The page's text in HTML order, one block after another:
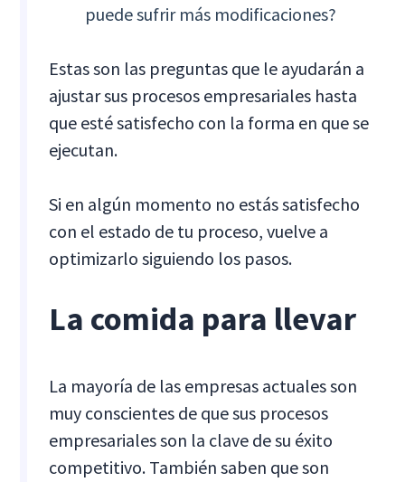
puede sufrir más modificaciones?
Estas son las preguntas que le ayudarán a
ajustar sus procesos empresariales hasta
que esté satisfecho con la forma en que se
ejecutan.
Si en algún momento no estás satisfecho
con el estado de tu proceso, vuelve a
optimizarlo siguiendo los pasos.
La comida para llevar
La mayoría de las empresas actuales son
muy conscientes de que sus procesos
empresariales son la clave de su éxito
competitivo. También saben que son